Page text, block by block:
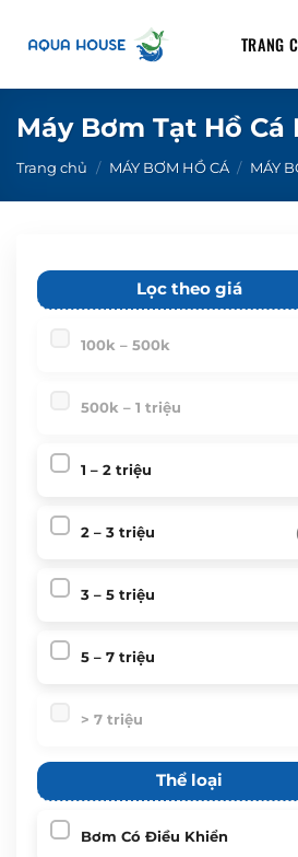
u
i
TRANG
Máy Bơm Tạt Hồ Cá
Trang chủ / MÁY BƠM HỒ CÁ / MÁY
Lọc theo giá
100k – 500k
500k – 1 triệu
1 – 2 triệu
2 – 3 triệu
3 – 5 triệu
5 – 7 triệu
> 7 triệu
Thể loại
Bơm Có Điều Khiển